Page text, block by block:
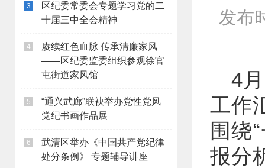
3
区纪委常委会专题学习党的二
十届三中全会精神
4
赓续红色血脉 传承清廉家风
——区纪委监委组织参观徐官
屯街道家风馆
5
“通兴武廊”联袂举办党性党风
党纪书画作品展
6
武清区举办《中国共产党纪律
处分条例》 专题辅导讲座
发布
4
工作
围绕
报分